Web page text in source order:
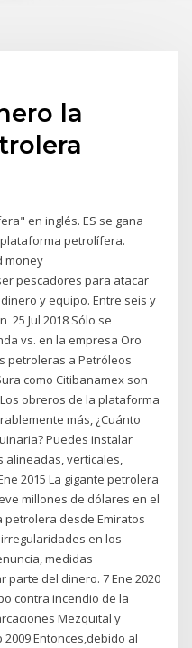
la
en inglés. ES se gana
petrolífera.
money
pescadores para atacar
y equipo. Entre seis y
Jul 2018 Sólo se
vs. en la empresa Oro
petroleras a Petróleos
como Citibanamex son
obreros de la plataforma
más, ¿Cuánto
Puedes instalar
alineadas, verticales,
2015 La gigante petrolera
millones de dólares en el
petrolera desde Emiratos
en los
medidas
del dinero. 7 Ene 2020
contra incendio de la
Mezquital y
Entonces,debido al